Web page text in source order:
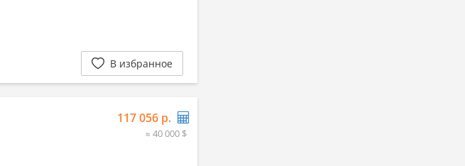
В избранное
117 056 р.
≈ 40 000 $